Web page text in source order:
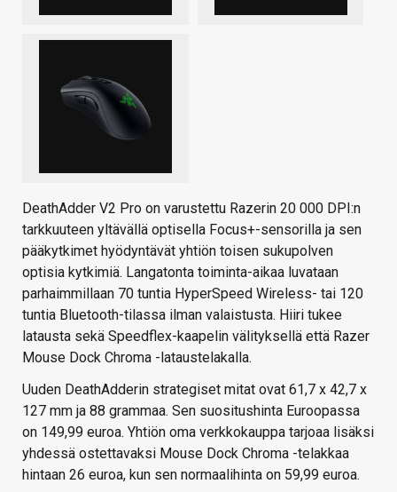
DeathAdder V2 Pro on varustettu Razerin 20 000 DPI:n
tarkkuuteen yltävällä optisella Focus+-sensorilla ja sen
pääkytkimet hyödyntävät yhtiön toisen sukupolven
optisia kytkimiä. Langatonta toiminta-aikaa luvataan
parhaimmillaan 70 tuntia HyperSpeed Wireless- tai 120
tuntia Bluetooth-tilassa ilman valaistusta. Hiiri tukee
latausta sekä Speedflex-kaapelin välityksellä että Razer
Mouse Dock Chroma -lataustelakalla.
Uuden DeathAdderin strategiset mitat ovat 61,7 x 42,7 x
127 mm ja 88 grammaa. Sen suositushinta Euroopassa
on 149,99 euroa. Yhtiön oma verkkokauppa tarjoaa lisäksi
yhdessä ostettavaksi Mouse Dock Chroma -telakkaa
hintaan 26 euroa, kun sen normaalihinta on 59,99 euroa.